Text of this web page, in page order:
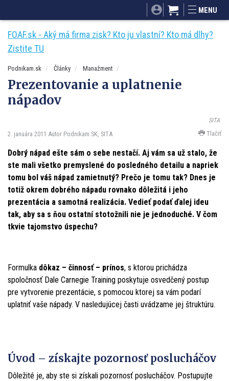
Mnamky-recepty.sk
MENU
FOAF.sk - Aký má firma zisk? Kto ju vlastní? Kto má dlhy?
Zistite TU
Podnikam.sk Články Manažment
Prezentovanie a uplatnenie
nápadov
SITA
2. januára 2011 Autor Podnikam.SK, SITA Tlačiť
Dobrý nápad ešte sám o sebe nestačí. Aj vám sa už stalo, že
ste mali všetko premyslené do posledného detailu a napriek
tomu bol váš nápad zamietnutý? Prečo je tomu tak? Dnes je
totiž okrem dobrého nápadu rovnako dôležitá i jeho
prezentácia a samotná realizácia. Vedieť podať ďalej ideu
tak, aby sa s ňou ostatní stotožnili nie je jednoduché. V čom
tkvie tajomstvo úspechu?
Formulka dôkaz – činnosť – prínos, s ktorou prichádza
spoločnosť Dale Carnegie Training poskytuje osvedčený postup
pre vytvorenie prezentácie, s pomocou ktorej sa vám podarí
uplatniť vaše nápady. V nasledujúcej časti uvádzame jej štruktúru.
Úvod – získajte pozornosť poslucháčov
Dôležité je, aby ste si získali pozornosť poslucháčov. Postupujte